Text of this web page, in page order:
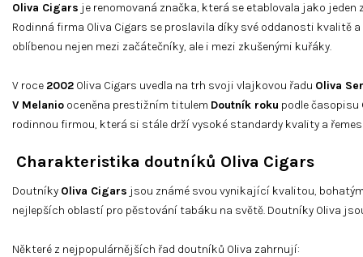
Oliva Cigars je renomovaná značka, která se etablovala jako jeden
Rodinná firma Oliva Cigars se proslavila díky své oddanosti kvalitě
oblíbenou nejen mezi začátečníky, ale i mezi zkušenými kuřáky.
V roce 2002 Oliva Cigars uvedla na trh svoji vlajkovou řadu Oliva
V Melanio oceněna prestižním titulem Doutník roku podle časopisu
rodinnou firmou, která si stále drží vysoké standardy kvality a
Charakteristika doutníků Oliva Cigars
Doutníky Oliva Cigars jsou známé svou vynikající kvalitou,
nejlepších oblastí pro pěstování tabáku na světě. Doutníky Oliva
Některé z nejpopulárnějších řad doutníků Oliva zahrnují: